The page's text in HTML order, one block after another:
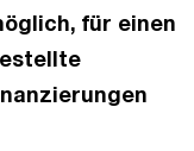
für einen